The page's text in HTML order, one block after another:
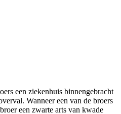
een ziekenhuis binnengebracht
Wanneer een van de broers
een zwarte arts van kwade